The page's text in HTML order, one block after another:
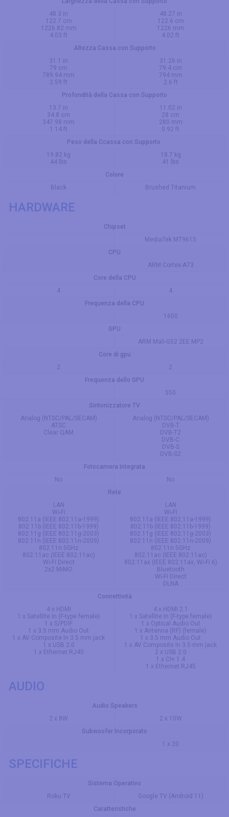
48.3 in
122.7 cm
1226.82 mm
4.03 ft
48.27 in
122.6 cm
1226 mm
4.02 ft
Altezza Cassa con Supporto
31.1 in
79 cm
789.94 mm
2.59 ft
31.26 in
79.4 cm
794 mm
2.6 ft
Profondità della Cassa con Supporto
13.7 in
34.8 cm
347.98 mm
1.14 ft
11.02 in
28 cm
280 mm
0.92 ft
Peso della Ccassa con Supporto
19.82 kg
44 lbs
18.7 kg
41 lbs
Colore
Black
Brushed Titanium
HARDWARE
Chipset
MediaTek MT9615
CPU
ARM Cortex-A73
Core della CPU
4
4
Frequenza della CPU
1600
GPU
ARM Mali-G52 2EE MP2
Core di gpu
2
2
Frequenza dello GPU
550
Sintonizzatore TV
Analog (NTSC/PAL/SECAM)
ATSC
Clear QAM
Analog (NTSC/PAL/SECAM)
DVB-T
DVB-T2
DVB-C
DVB-S
DVB-S2
Fotocamera Integrata
No
No
Rete
LAN
Wi-Fi
802.11a (IEEE 802.11a-1999)
802.11b (IEEE 802.11b-1999)
802.11g (IEEE 802.11g-2003)
802.11n (IEEE 802.11n-2009)
802.11n 5GHz
802.11ac (IEEE 802.11ac)
Wi-Fi Direct
2x2 MiMO
LAN
Wi-Fi
802.11a (IEEE 802.11a-1999)
802.11b (IEEE 802.11b-1999)
802.11g (IEEE 802.11g-2003)
802.11n (IEEE 802.11n-2009)
802.11n 5GHz
802.11ac (IEEE 802.11ac)
802.11ax (IEEE 802.11ax, Wi-Fi 6)
Bluetooth
Wi-Fi Direct
DLNA
Connettività
4 x HDMI
1 x Satellite In (F-type female)
1 x S/PDIF
1 x 3.5 mm Audio Out
1 x AV Composite In 3.5 mm jack
1 x USB 2.0
1 x Ethernet RJ45
4 x HDMI 2.1
1 x Satellite In (F-type female)
1 x Optical Audio Out
1 x Antenna (RF) (female)
1 x 3.5 mm Audio Out
1 x AV Composite In 3.5 mm jack
2 x USB 2.0
1 x CI+ 1.4
1 x Ethernet RJ45
AUDIO
Audio Speakers
2 x 8W
2 x 10W
Subwoofer Incorporato
1 x 20
SPECIFICHE
Sistema Operativo
Roku TV
Google TV (Android 11)
Caratteristiche